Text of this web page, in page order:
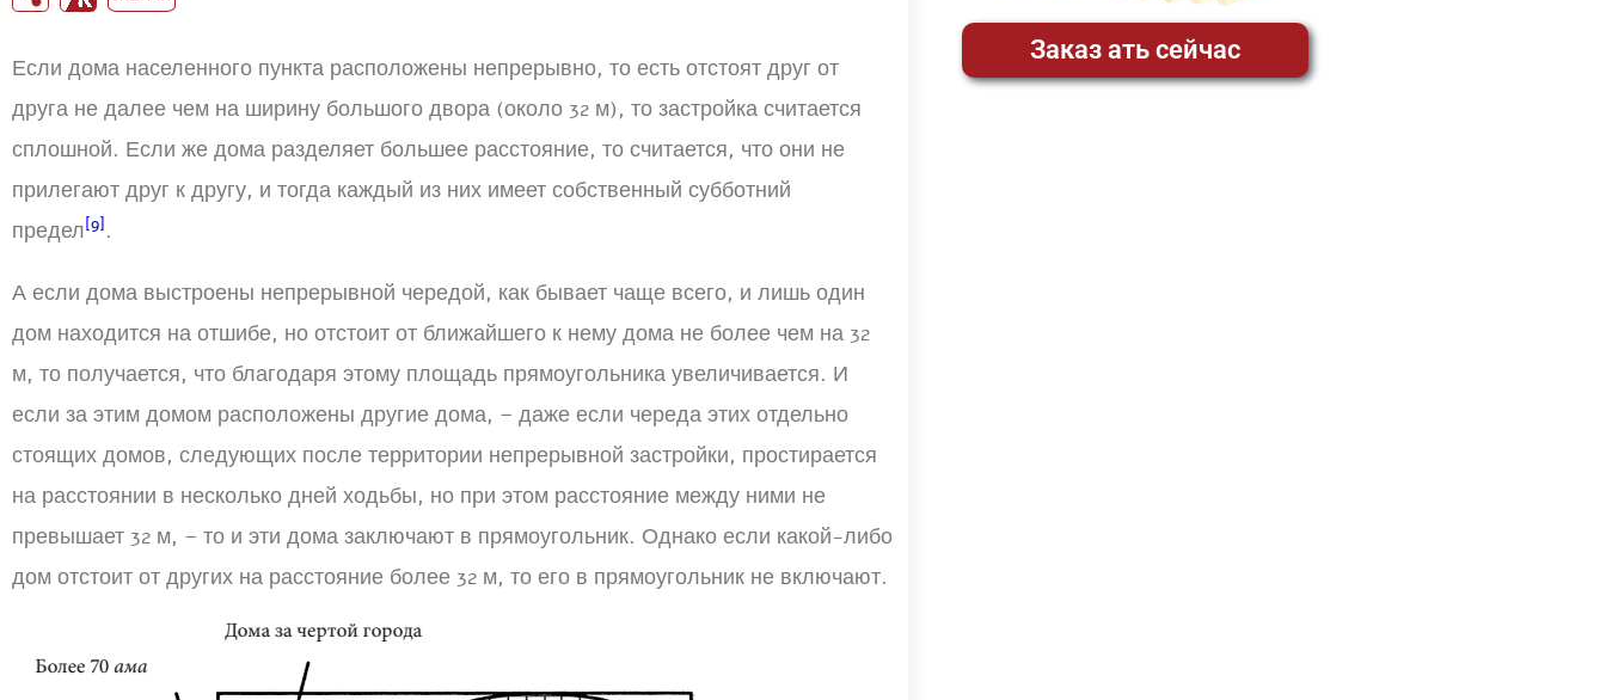
Если дома населенного пункта расположены непрерывно, то есть отстоят друг от
друга не далее чем на ширину большого двора (около 32 м), то застройка считается
сплошной. Если же дома разделяет большее расстояние, то считается, что они не
прилегают друг к другу, и тогда каждый из них имеет собственный субботний
предел[9] .
А если дома выстроены непрерывной чередой, как бывает чаще всего, и лишь один
дом находится на отшибе, но отстоит от ближайшего к нему дома не более чем на 32
м, то получается, что благодаря этому площадь прямоугольника увеличивается. И
если за этим домом расположены другие дома, – даже если череда этих отдельно
стоящих домов, следующих после территории непрерывной застройки, простирается
на расстоянии в несколько дней ходьбы, но при этом расстояние между ними не
превышает 32 м, – то и эти дома заключают в прямоугольник. Однако если какой-либо
дом отстоит от других на расстояние более 32 м, то его в прямоугольник не включают.
Заказ ать сейчас